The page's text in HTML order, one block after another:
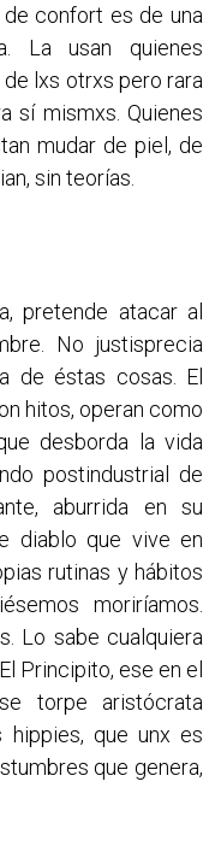
confort es de una
La usan quienes
lxs otrxs pero rara
sí mismxs. Quienes
mudar de piel, de
sin teorías.
pretende atacar al
No justisprecia
de éstas cosas. El
hitos, operan como
desborda la vida
postindustrial de
aburrida en su
diablo que vive en
rutinas y hábitos
moriríamos.
Lo sabe cualquiera
Principito, ese en el
torpe aristócrata
hippies, que unx es
que genera,